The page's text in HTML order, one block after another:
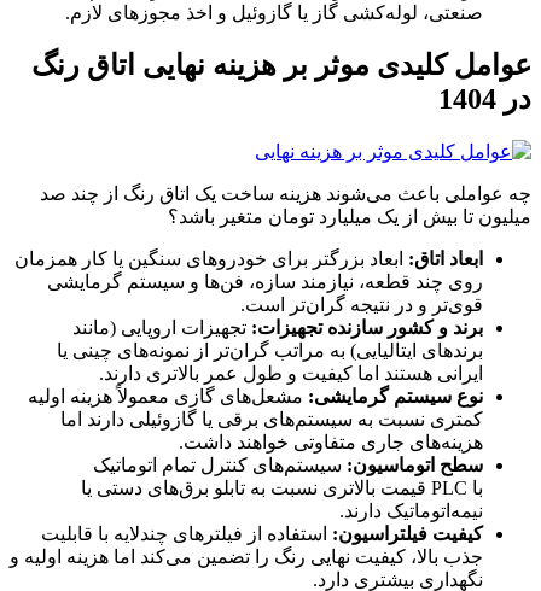
صنعتی، لوله‌کشی گاز یا گازوئیل و اخذ مجوزهای لازم.
عوامل کلیدی موثر بر هزینه نهایی اتاق رنگ
در 1404
چه عواملی باعث می‌شوند هزینه ساخت یک اتاق رنگ از چند صد
میلیون تا بیش از یک میلیارد تومان متغیر باشد؟
ابعاد اتاق: ابعاد بزرگتر برای خودروهای سنگین یا کار همزمان
روی چند قطعه، نیازمند سازه، فن‌ها و سیستم گرمایشی
قوی‌تر و در نتیجه گران‌تر است.
برند و کشور سازنده تجهیزات: تجهیزات اروپایی (مانند
برندهای ایتالیایی) به مراتب گران‌تر از نمونه‌های چینی یا
ایرانی هستند اما کیفیت و طول عمر بالاتری دارند.
نوع سیستم گرمایشی: مشعل‌های گازی معمولاً هزینه اولیه
کمتری نسبت به سیستم‌های برقی یا گازوئیلی دارند اما
هزینه‌های جاری متفاوتی خواهند داشت.
سطح اتوماسیون: سیستم‌های کنترل تمام اتوماتیک
با PLC قیمت بالاتری نسبت به تابلو برق‌های دستی یا
نیمه‌اتوماتیک دارند.
کیفیت فیلتراسیون: استفاده از فیلترهای چندلایه با قابلیت
جذب بالا، کیفیت نهایی رنگ را تضمین می‌کند اما هزینه اولیه و
نگهداری بیشتری دارد.